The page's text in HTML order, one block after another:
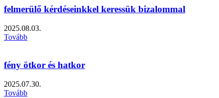
felmerülő kérdéseinkkel keressük bizalommal
2025.08.03.
Tovább
fény ötkor és hatkor
2025.07.30.
Tovább